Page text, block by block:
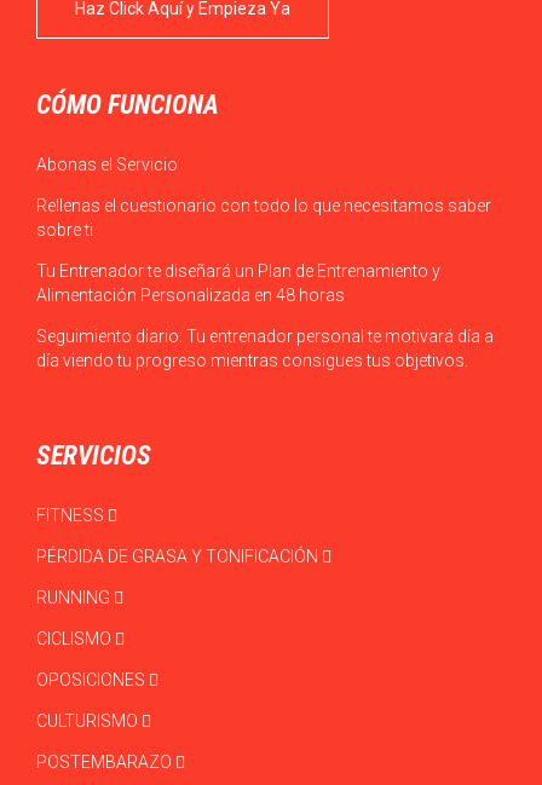
Haz Click Aquí y Empieza Ya
CÓMO FUNCIONA
Abonas el Servicio
Rellenas el cuestionario con todo lo que necesitamos saber
sobre ti
Tu Entrenador te diseñará un Plan de Entrenamiento y
Alimentación Personalizada en 48 horas
Seguimiento diario: Tu entrenador personal te motivará día a
día viendo tu progreso mientras consigues tus objetivos.
SERVICIOS
FITNESS
PÉRDIDA DE GRASA Y TONIFICACIÓN
RUNNING
CICLISMO
OPOSICIONES
CULTURISMO
POSTEMBARAZO